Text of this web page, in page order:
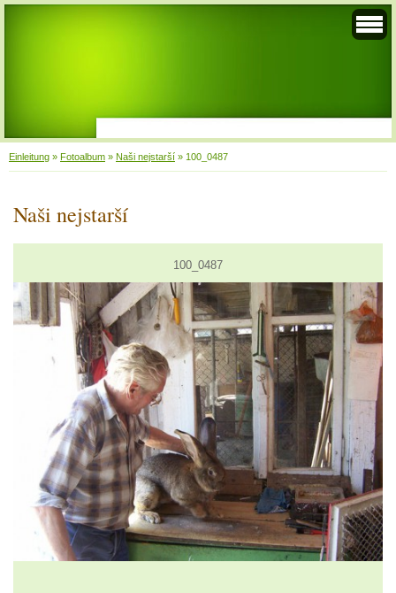
Einleitung » Fotoalbum » Naši nejstarší » 100_0487
Naši nejstarší
100_0487